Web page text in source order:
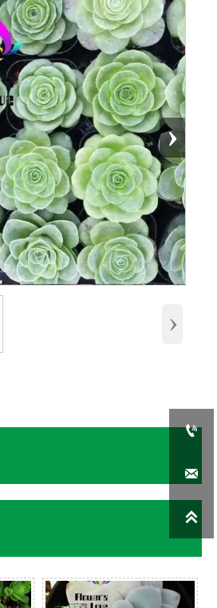
›
›


